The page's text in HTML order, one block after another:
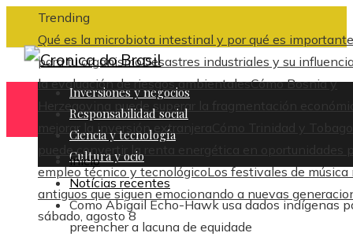
Trending
Qué es la microbiota intestinal y por qué es importante
para tu organismoDesastres industriales y su
la evaluación de riesgos ambientalesCómo Bosnia y
Herzegovina puede superar la fragmentación
mejorar la inversión extranjera
Cómo Trinidad y Tobago
puede convertir la renta energética en oportunidades
empleo técnico y tecnológicoLos festivales de música
antiguos que siguen emocionando a nuevas
sábado, agosto 8
Inversiones y negocios
Responsabilidad social
Ciencia y tecnología
Cultura y ocio
Inicio
Notícias recentes
Como Abigail Echo-Hawk usa dados indígenas
preencher a lacuna de equidade